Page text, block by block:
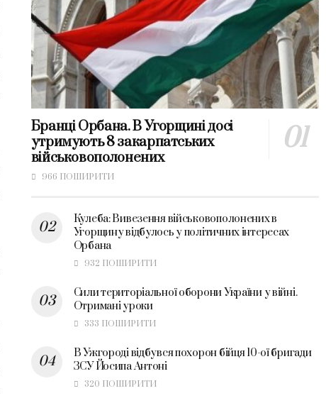
Бранці Орбана. В Угорщині досі
утримують 8 закарпатських
військовополонених
966 ПОШИРИТИ
Кулеба: Вивезення військовополонених в
Угорщину відбулось у політичних інтересах
Орбана
932 ПОШИРИТИ
Сили територіальної оборони України у війні.
Отримані уроки
333 ПОШИРИТИ
В Ужгороді відбувся похорон бійця 10-ої бригади
ЗСУ Йосипа Антоні
320 ПОШИРИТИ